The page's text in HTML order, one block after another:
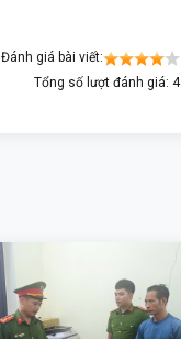
Đánh giá bài viết:
Tổng số lượt đánh giá: 4